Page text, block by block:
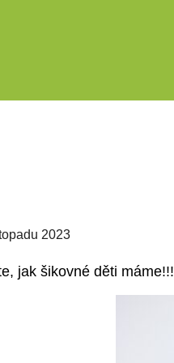
2023
jak šikovné děti máme!!!